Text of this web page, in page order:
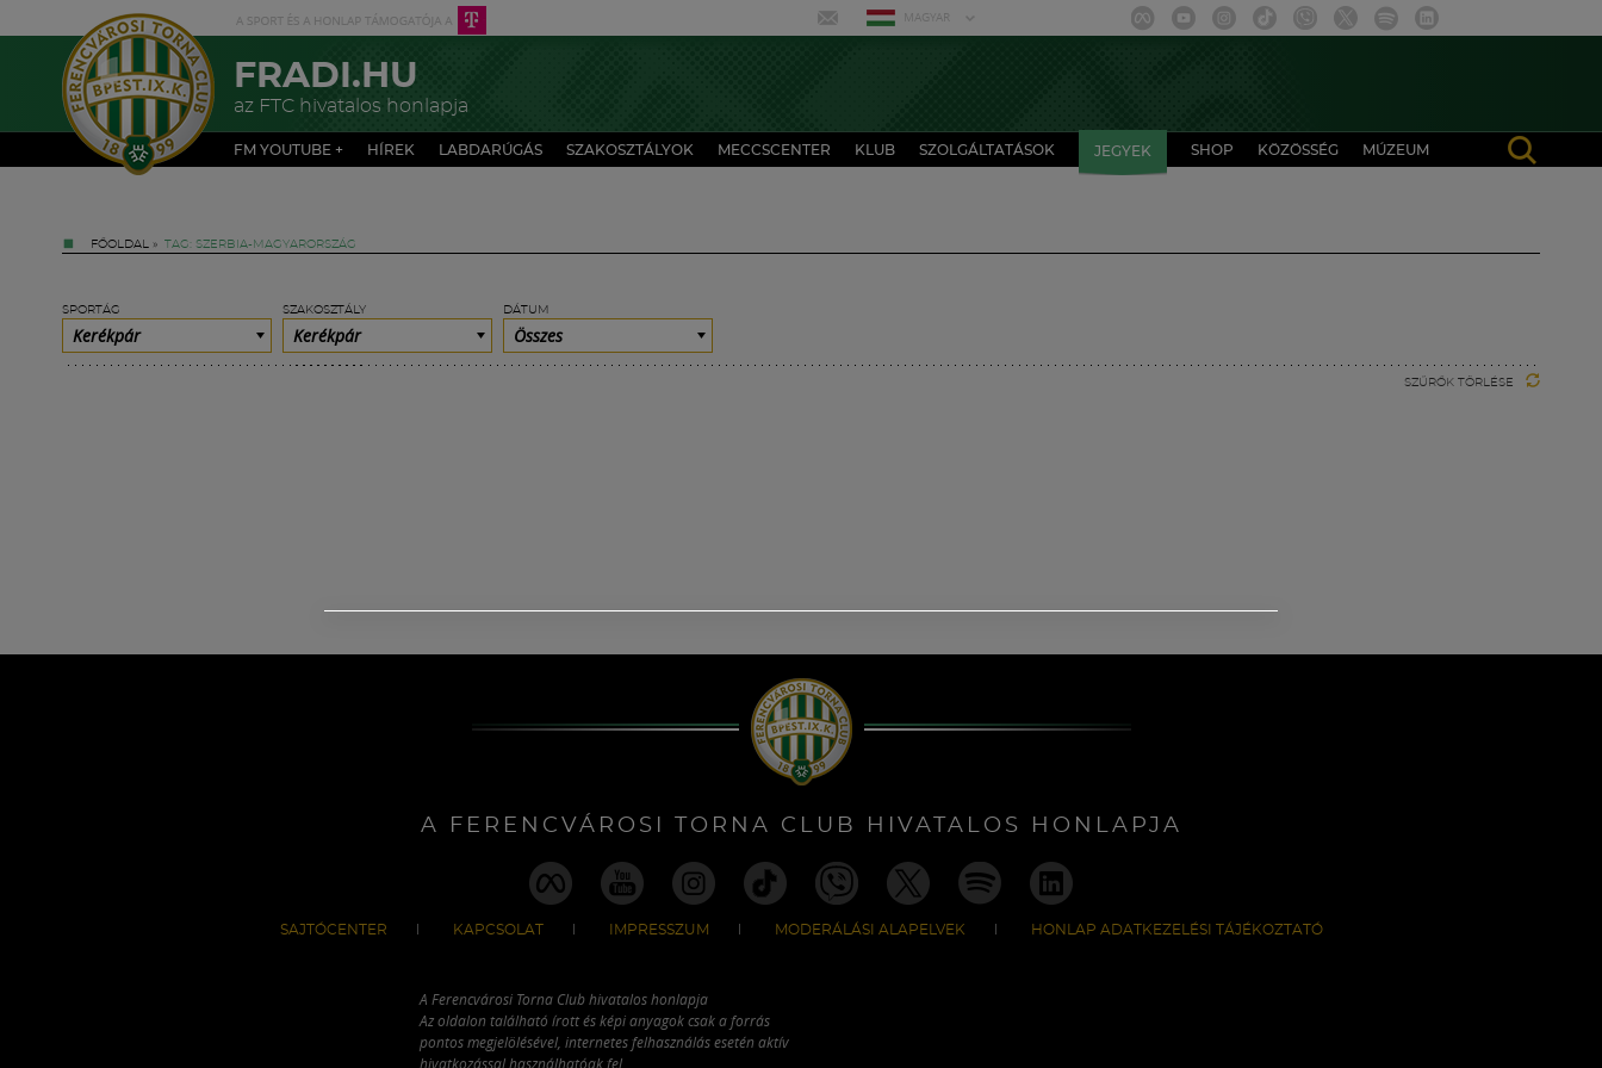
MAGYAR
FRADI.HU
az FTC hivatalos honlapja
FM YOUTUBE + HÍREK LABDARÚGÁS SZAKOSZTÁLYOK MECCSCENTER KLUB SZOLGÁLTATÁSOK JEGYEK SHOP KÖZÖSSÉG MÚZEUM
FŐOLDAL » TAG: SZERBIA-MAGYARORSZÁG
SPORTÁG
Kerékpár
SZAKOSZTÁLY
Kerékpár
DÁTUM
Összes
SZŰRŐK TÖRLÉSE
A FERENCVÁROSI TORNA CLUB HIVATALOS HONLAPJA
SAJTÓCENTER KAPCSOLAT IMPRESSZUM MODERÁLÁSI ALAPELVEK HONLAP ADATKEZELÉSI TÁJÉKOZTATÓ
A Ferencvárosi Torna Club hivatalos honlapja
Az oldalon található írott és képi anyagok csak a forrás
pontos megjelölésével, internetes felhasználás esetén aktív
hivatkozással használhatóak fel.